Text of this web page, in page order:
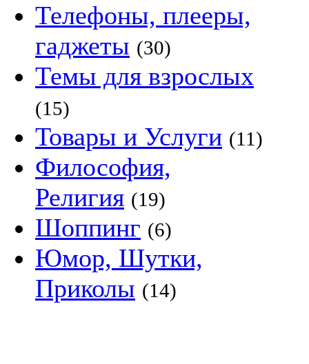
Телефоны, плееры,
гаджеты (30)
Темы для взрослых
(15)
Товары и Услуги (11)
Философия,
Религия (19)
Шоппинг (6)
Юмор, Шутки,
Приколы (14)